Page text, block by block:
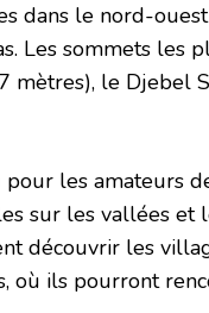
dans le nord-
Les sommets les
mètres), le Djebel
les amateurs
sur les vallées et
découvrir les
où ils pourront